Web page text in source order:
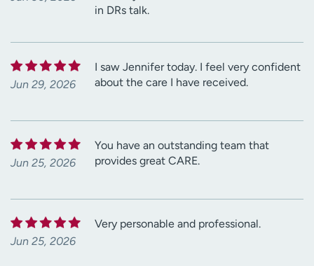
in DRs talk.
Jun 29, 2026
I saw Jennifer today. I feel very confident
about the care I have received.
Jun 25, 2026
You have an outstanding team that
provides great CARE.
Jun 25, 2026
Very personable and professional.